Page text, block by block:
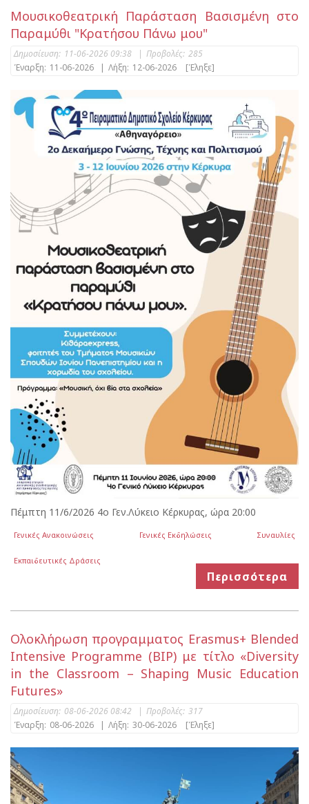
Μουσικοθεατρική Παράσταση Βασισμένη στο
Παραμύθι "Κρατήσου Πάνω μου"
Δημοσίευση: 11-06-2026 09:38 | Προβολές: 285
Έναρξη: 11-06-2026 | Λήξη: 12-06-2026 [Έληξε]
Πέμπτη 11/6/2026 4ο Γεν.Λύκειο Κέρκυρας, ώρα 20:00
Γενικές Ανακοινώσεις Γενικές Εκδηλώσεις Συναυλίες
Εκπαιδευτικές Δράσεις
Περισσότερα
Ολοκλήρωση προγραμματος Erasmus+ Blended
Intensive Programme (BIP) με τίτλο «Diversity
in the Classroom – Shaping Music Education
Futures»
Δημοσίευση: 08-06-2026 08:42 | Προβολές: 317
Έναρξη: 08-06-2026 | Λήξη: 30-06-2026 [Έληξε]